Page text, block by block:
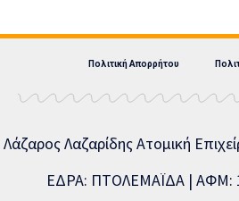
Πολιτική Απορρήτου
Λάζαρος Λαζαρίδης Ατομική
ΕΔΡΑ: ΠΤΟΛΕΜΑΪΔΑ | ΑΦΜ: